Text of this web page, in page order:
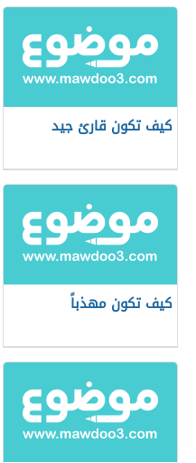
كيف تكون قارئ جيد
كيف تكون مهذباً